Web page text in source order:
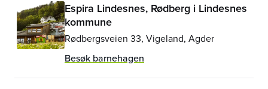
Espira Lindesnes, Rødberg i Lindesnes
kommune
Rødbergsveien 33, Vigeland, Agder
Besøk barnehagen